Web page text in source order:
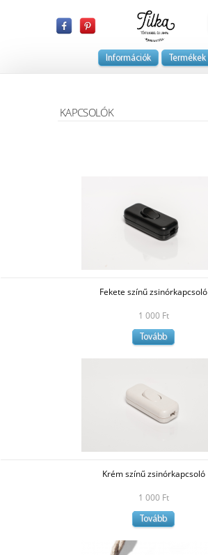
Információk Termékek
KAPCSOLÓK
Fekete színű zsinórkapcsoló
1 000 Ft
Tovább
Krém színű zsinórkapcsoló
1 000 Ft
Tovább